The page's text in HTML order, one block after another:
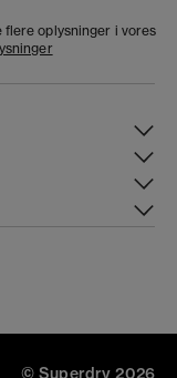
oplysninger i vores
© Superdry 2026